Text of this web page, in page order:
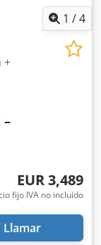
1 /4
+
–
EUR 3,489
fijo IVA no incluído
Llamar